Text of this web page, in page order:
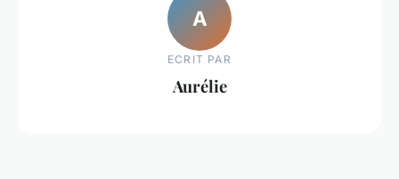
A
ECRIT PAR
Aurélie